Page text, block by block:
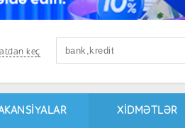
keç
XIDMƏTLƏR